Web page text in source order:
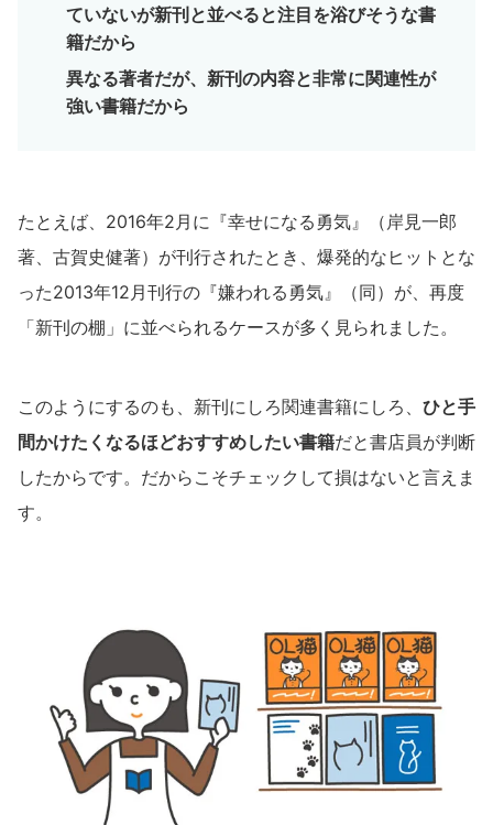
ていないが新刊と並べると注目を浴びそうな書
籍だから
異なる著者だが、新刊の内容と非常に関連性が
強い書籍だから
たとえば、2016年2月に『幸せになる勇気』（岸見一郎
著、古賀史健著）が刊行されたとき、爆発的なヒットとな
った2013年12月刊行の『嫌われる勇気』（同）が、再度
「新刊の棚」に並べられるケースが多く見られました。
このようにするのも、新刊にしろ関連書籍にしろ、 ひと手
間かけたくなるほどおすすめしたい書籍だと書店員が判断
したからです。だからこそチェックして損はないと言えま
す。